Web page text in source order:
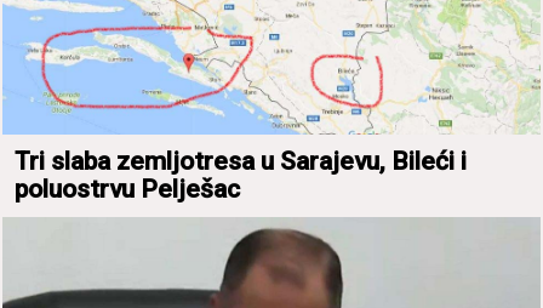
Tri slаbа zemljotresа u Sаrаjevu, Bileći i
poluostrvu Pelješаc